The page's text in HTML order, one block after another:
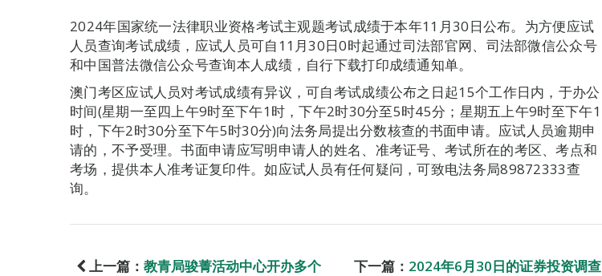
2024年国家统一法律职业资格考试主观题考试成绩于本年11月30日公布。为方便应试
人员查询考试成绩，应试人员可自11月30日0时起通过司法部官网、司法部微信公众号
和中国普法微信公众号查询本人成绩，自行下载打印成绩通知单。
澳门考区应试人员对考试成绩有异议，可自考试成绩公布之日起15个工作日内，于办公
时间(星期一至四上午9时至下午1时，下午2时30分至5时45分；星期五上午9时至下午1
时，下午2时30分至下午5时30分)向法务局提出分数核查的书面申请。应试人员逾期申
请的，不予受理。书面申请应写明申请人的姓名、准考证号、考试所在的考区、考点和
考场，提供本人准考证复印件。如应试人员有任何疑问，可致电法务局89872333查
询。
上一篇： 教青局骏菁活动中心开办多个 下一篇： 2024年6月30日的证券投资调查